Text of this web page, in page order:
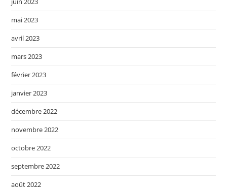
mai 2023
avril 2023
mars 2023
février 2023
janvier 2023
décembre 2022
novembre 2022
octobre 2022
septembre 2022
août 2022